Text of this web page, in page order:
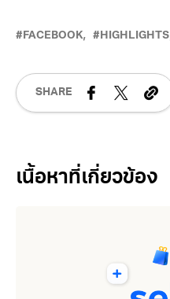
FACEBOOK HIGHLIGHTS
SHARE
Related Posts